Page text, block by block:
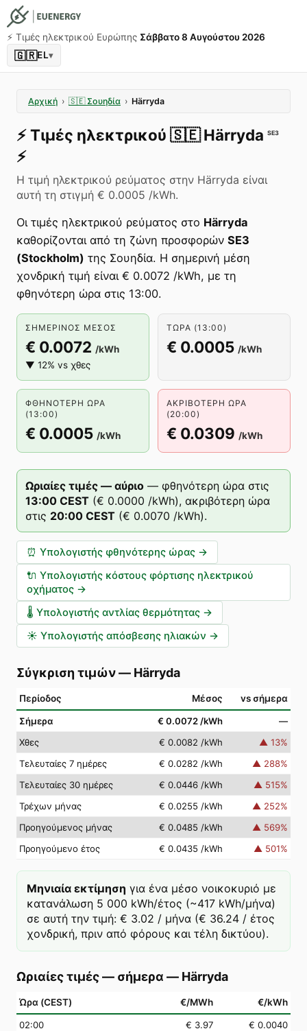
⚡️ Τιμές ηλεκτρικού Ευρώπης Σάββατο 8 Αυγούστου 2026
🇬🇷EL▾
Αρχική › 🇸🇪 Σουηδία › Härryda
⚡️Τιμές ηλεκτρικού 🇸🇪 Härryda SE3
⚡️
Η τιμή ηλεκτρικού ρεύματος στην Härryda είναι
αυτή τη στιγμή € 0.0005 /kWh.
Οι τιμές ηλεκτρικού ρεύματος στο Härryda
καθορίζονται από τη ζώνη προσφορών SE3
(Stockholm) της Σουηδία. Η σημερινή μέση
χονδρική τιμή είναι € 0.0072 /kWh, με τη
φθηνότερη ώρα στις 13:00.
ΣΗΜΕΡΙΝΌΣ ΜΈΣΟΣ
€ 0.0072 /kWh
▼ 12% vs χθες
ΤΏΡΑ (13:00)
€ 0.0005 /kWh
ΦΘΗΝΌΤΕΡΗ ΏΡΑ
(13:00)
€ 0.0005 /kWh
ΑΚΡΙΒΌΤΕΡΗ ΏΡΑ
(20:00)
€ 0.0309 /kWh
Ωριαίες τιμές — αύριο — φθηνότερη ώρα στις
13:00 CEST (€ 0.0000 /kWh), ακριβότερη ώρα
στις 20:00 CEST (€ 0.0070 /kWh).
⏰ Υπολογιστής φθηνότερης ώρας →
🔌 Υπολογιστής κόστους φόρτισης ηλεκτρικού
οχήματος →
🌡️ Υπολογιστής αντλίας θερμότητας →
☀️ Υπολογιστής απόσβεσης ηλιακών →
Σύγκριση τιμών— Härryda
Περίοδος Μέσος vs σήμερα
Σήμερα € 0.0072 /kWh
—
Χθες
€ 0.0082 /kWh ▲ 13%
Τελευταίες 7 ημέρες
€ 0.0282 /kWh ▲ 288%
Τελευταίες 30 ημέρες
€ 0.0446 /kWh ▲ 515%
Τρέχων μήνας
€ 0.0255 /kWh ▲ 252%
Προηγούμενος μήνας
€ 0.0485 /kWh ▲ 569%
Προηγούμενο έτος
€ 0.0435 /kWh ▲ 501%
Μηνιαία εκτίμηση για ένα μέσο νοικοκυριό με
κατανάλωση 5 000 kWh/έτος (~417 kWh/μήνα)
σε αυτή την τιμή: € 3.02 / μήνα (€ 36.24 / έτος
χονδρική, πριν από φόρους και τέλη δικτύου).
Ωριαίες τιμές — σήμερα — Härryda
Ώρα (CEST) €/MWh €/kWh
02:00 € 3.97
€ 0.0040